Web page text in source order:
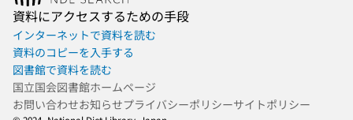
資料にアクセスするための手段
インターネットで資料を読む
資料のコピーを入手する
図書館で資料を読む
国立国会図書館ホームページ
お問い合わせお知らせプライバシーポリシーサイトポリシー